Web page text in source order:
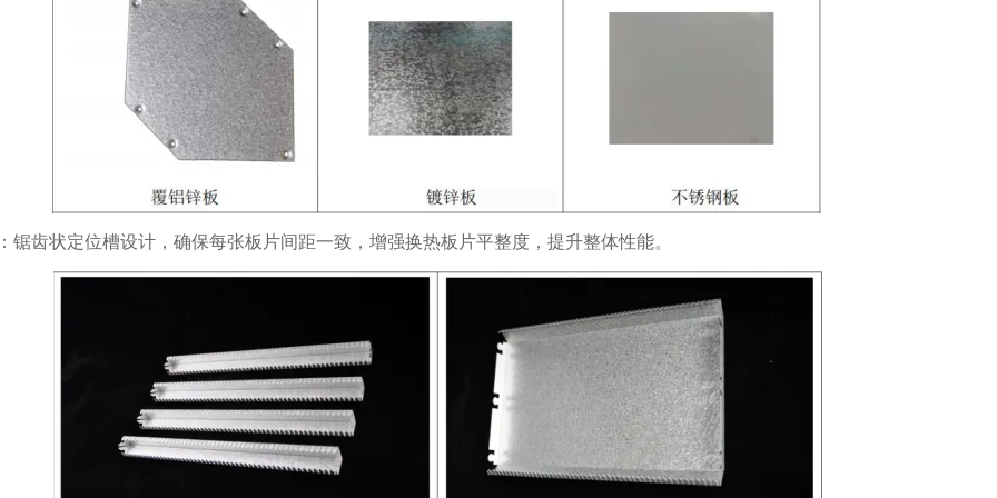
锯齿状定位槽设计，确保每张板片间距一致，增强换热板片平整度，提升整体性能。